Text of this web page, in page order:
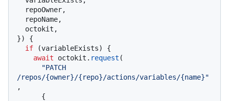
}) {
if (variableExists) {
await octokit. request (
"PATCH
/repos/{owner}/{repo}/actions/variables/{name}"
,